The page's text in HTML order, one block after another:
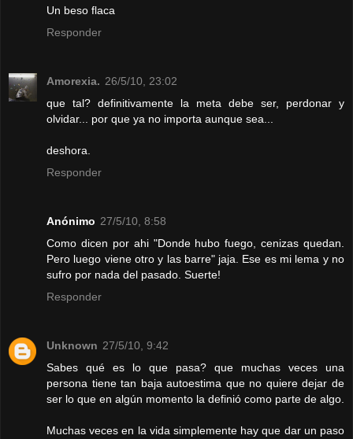
Un beso flaca
Responder
Amorexia. 26/5/10, 23:02
que tal? definitivamente la meta debe ser, perdonar y
olvidar... por que ya no importa aunque sea...
deshora.
Responder
Anónimo 27/5/10, 8:58
Como dicen por ahi "Donde hubo fuego, cenizas quedan.
Pero luego viene otro y las barre" jaja. Ese es mi lema y no
sufro por nada del pasado. Suerte!
Responder
Unknown 27/5/10, 9:42
Sabes qué es lo que pasa? que muchas veces una
persona tiene tan baja autoestima que no quiere dejar de
ser lo que en algún momento la definió como parte de algo.
Muchas veces en la vida simplemente hay que dar un paso